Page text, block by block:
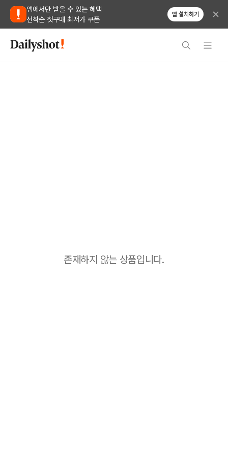
앱에서만 받을 수 있는 혜택
선착순 첫구매 최저가 쿠폰
앱 설치하기
존재하지 않는 상품입니다.